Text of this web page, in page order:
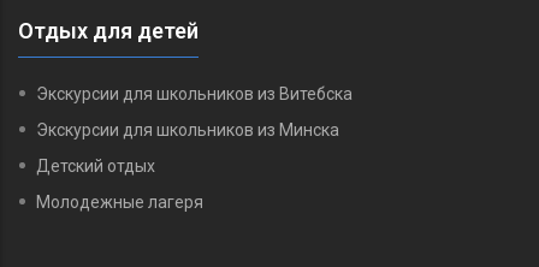
Отдых для детей
Экскурсии для школьников из Витебска
Экскурсии для школьников из Минска
Детский отдых
Молодежные лагеря